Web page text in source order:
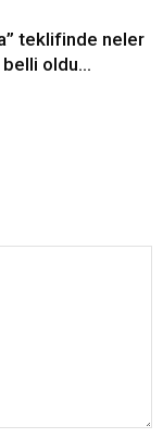
teklifinde neler
oldu…